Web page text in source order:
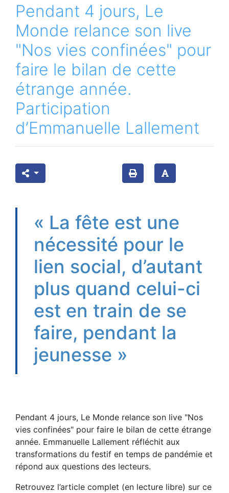
Pendant 4 jours, Le
Monde relance son live
"Nos vies confinées" pour
faire le bilan de cette
étrange année.
Participation
d’Emmanuelle Lallement
« La fête est une
nécessité pour le
lien social, d’autant
plus quand celui-ci
est en train de se
faire, pendant la
jeunesse »
Pendant 4 jours, Le Monde relance son live "Nos
vies confinées" pour faire le bilan de cette étrange
année. Emmanuelle Lallement réfléchit aux
transformations du festif en temps de pandémie et
répond aux questions des lecteurs.
Retrouvez l’article complet (en lecture libre) sur ce